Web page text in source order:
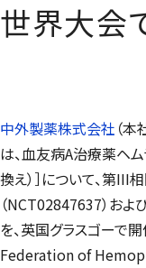
世界大会
中外製薬株式会社 （
は、血友病A治療薬ヘム
換え）］について、第
（NCT02847637）お
を、英国グラスゴーで
Federation of